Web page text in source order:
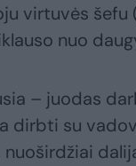
virtuvės šefu
nuo
– juodas
dirbti su